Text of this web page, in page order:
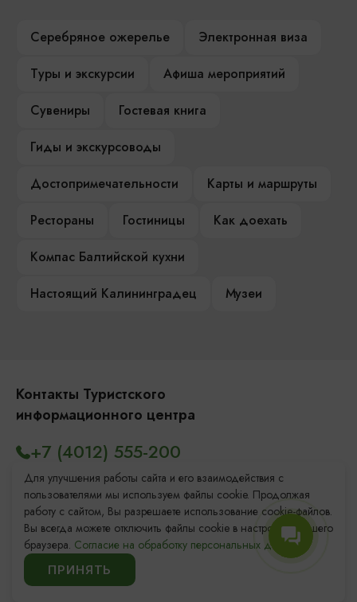
Серебряное ожерелье
Электронная виза
Туры и экскурсии
Афиша мероприятий
Сувениры
Гостевая книга
Гиды и экскурсоводы
Достопримечательности
Карты и маршруты
Рестораны
Гостиницы
Как доехать
Компас Балтийской кухни
Настоящий Калининградец
Музеи
Контакты Туристского
информационного центра
Площадь Победы, 1 Закрыто
ул. Октябрьская, 2/3 Открыто
+7 (4012) 555-200
8 (800) 200-55-39
info@visit-kaliningrad.ru
Для улучшения работы сайта и его взаимодействия с
пользователями мы используем файлы cookie. Продолжая
работу с сайтом, Вы разрешаете использование cookie-файлов.
Вы всегда можете отключить файлы cookie в настройках Вашего
браузера. Согласие на обработку персональных данных.
ПРИНЯТЬ